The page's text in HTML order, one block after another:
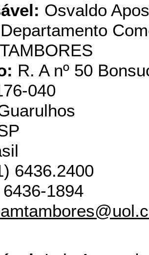
Osvaldo
Departamento
TAMBORES
R. A nº 50
040
6436.2400
6436-1894